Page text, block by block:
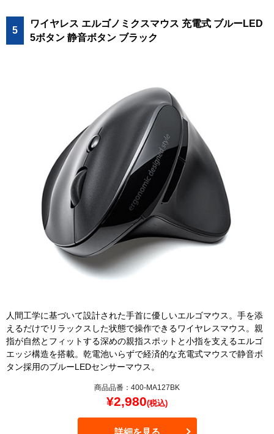
5
ワイヤレス エルゴノミクスマウス 充電式 ブルーLED
5ボタン 静音ボタン ブラック
人間工学に基づいて設計された手首に優しいエルゴマウス。手を添
えるだけでリラックスした状態で操作できるワイヤレスマウス。親
指が自然とフィットする深めの親指スポットと小指を支えるエルゴ
エッジ構造を搭載。乾電池いらずで経済的な充電式マウスで静音ボ
タン採用のブルーLEDセンサーマウス。
商品品番：400-MA127BK
¥2,980(税込)
詳細を見る